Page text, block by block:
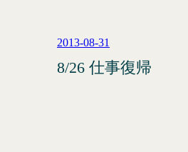
2013-08-31
8/26 仕事復帰